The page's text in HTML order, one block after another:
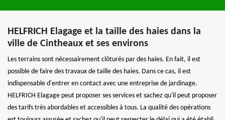
HELFRICH Elagage et la taille des haies dans la
ville de Cintheaux et ses environs
Les terrains sont nécessairement clôturés par des haies. En fait, il est
possible de faire des travaux de taille des haies. Dans ce cas, il est
indispensable d'entrer en contact avec une entreprise de jardinage.
HELFRICH Elagage peut proposer ses services et sachez qu'il peut proposer
des tarifs très abordables et accessibles à tous. La qualité des opérations